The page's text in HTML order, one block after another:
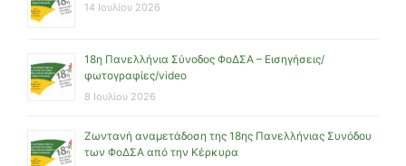
14 Ιουλίου 2026
18η Πανελλήνια Σύνοδος ΦοΔΣΑ – Εισηγήσεις/
φωτογραφίες/video
8 Ιουλίου 2026
Ζωντανή αναμετάδοση της 18ης Πανελλήνιας Συνόδου
των ΦοΔΣΑ από την Κέρκυρα